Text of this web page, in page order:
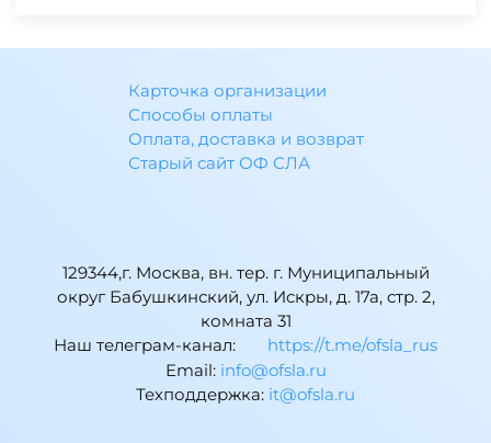
Карточка организации
Способы оплаты
Оплата, доставка и возврат
Старый сайт ОФ СЛА
129344,г. Москва, вн. тер. г. Муниципальный
округ Бабушкинский, ул. Искры, д. 17а, стр. 2,
комната 31
Наш телеграм-канал:
https://t.me/ofsla_rus
Email: ur.alsfo@ofni
Техподдержка: ur.alsfo@ti